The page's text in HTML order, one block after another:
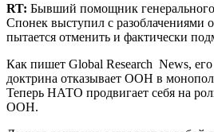
RT: Бывший помощник
Спонек выступил с разоблачениями
пытается отменить и фактически
Как пишет Global Research News, его
доктрина отказывает ООН в
Теперь НАТО продвигает себя на
ООН.